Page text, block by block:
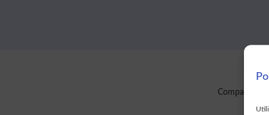
Comparteix